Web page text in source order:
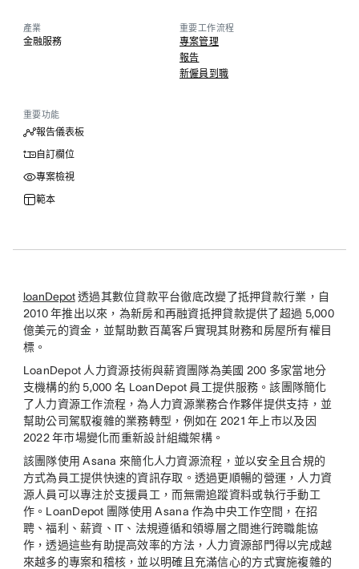
產業
金融服務
重要工作流程
專案管理
報告
新僱員到職
重要功能
報告儀表板
自訂欄位
專案檢視
範本
loanDepot透過其數位貸款平台徹底改變了抵押貸款行業，自
2010 年推出以來，為新房和再融資抵押貸款提供了超過 5,000
億美元的資金，並幫助數百萬客戶實現其財務和房屋所有權目
標。
LoanDepot 人力資源技術與薪資團隊為美國 200 多家當地分
支機構的約 5,000 名 LoanDepot 員工提供服務。該團隊簡化
了人力資源工作流程，為人力資源業務合作夥伴提供支持，並
幫助公司駕馭複雜的業務轉型，例如在 2021 年上市以及因
2022 年市場變化而重新設計組織架構。
該團隊使用 Asana 來簡化人力資源流程，並以安全且合規的
方式為員工提供快速的資訊存取。透過更順暢的營運，人力資
源人員可以專注於支援員工，而無需追蹤資料或執行手動工
作。LoanDepot 團隊使用 Asana 作為中央工作空間，在招
聘、福利、薪資、IT、法規遵循和領導層之間進行跨職能協
作，透過這些有助提高效率的方法，人力資源部門得以完成越
來越多的專案和稽核，並以明確且充滿信心的方式實施複雜的